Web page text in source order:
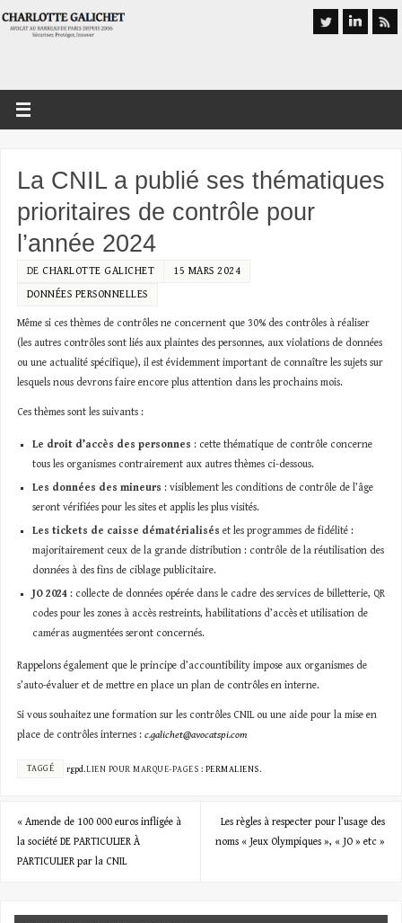
La CNIL a publié ses thématiques
prioritaires de contrôle pour
l’année 2024
DE CHARLOTTE GALICHET
15 MARS 2024
DONNÉES PERSONNELLES
Même si ces thèmes de contrôles ne concernent que 30% des contrôles à réaliser
(les autres contrôles sont liés aux plaintes des personnes, aux violations de données
ou une actualité spécifique), il est évidemment important de connaître les sujets sur
lesquels nous devrons faire encore plus attention dans les prochains mois.
Ces thèmes sont les suivants :
Le droit d’accès des personnes : cette thématique de contrôle concerne
tous les organismes contrairement aux autres thèmes ci-dessous.
Les données des mineurs : visiblement les conditions de contrôle de l’âge
seront vérifiées pour les sites et applis les plus visités.
Les tickets de caisse dématérialisés et les programmes de fidélité :
majoritairement ceux de la grande distribution : contrôle de la réutilisation des
données à des fins de ciblage publicitaire.
JO 2024 : collecte de données opérée dans le cadre des services de billetterie, QR
codes pour les zones à accès restreints, habilitations d’accès et utilisation de
caméras augmentées seront concernés.
Rappelons également que le principe d’accountibility impose aux organismes de
s’auto-évaluer et de mettre en place un plan de contrôles en interne.
Si vous souhaitez une formation sur les contrôles CNIL ou une aide pour la mise en
place de contrôles internes : c.galichet@avocatspi.com
TAGGÉ rgpd.LIEN POUR MARQUE-PAGES : PERMALIENS.
«Amende de 100 000 euros infligée à
la société DE PARTICULIER À
PARTICULIER par la CNIL
Les règles à respecter pour l’usage des
noms « Jeux Olympiques », « JO » etc»